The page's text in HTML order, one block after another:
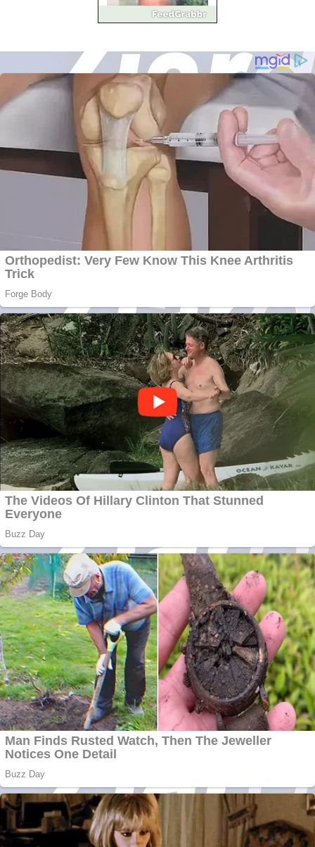
Pastorul Liviu Radu a
trecut la Domnul
Anchetă incendiară
la Gherla, polițist
acuzat de abuz în
Covid-19: 755 de
cazuri noi în
România
Răcitor de apă
CW5000 pentru
freze cu laser fără
metale
freze cu laser fără
metale
Cutit cositoare
KUHN
ANDROID pentru
siteul tau